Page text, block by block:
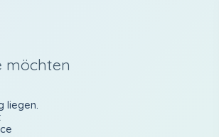
möchten
liegen.